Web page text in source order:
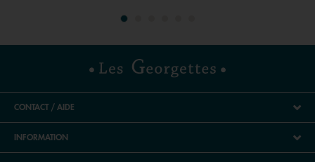
soigneusement chez elle) abritent toutes des bijoux
collier prénom (grand classique) ou la chaîne en or,
fameuse pierre précieuse en pendentif représentant la
pierre de naissance, ou la gourmette en or blanc, or
CONTACT / AIDE
INFORMATION